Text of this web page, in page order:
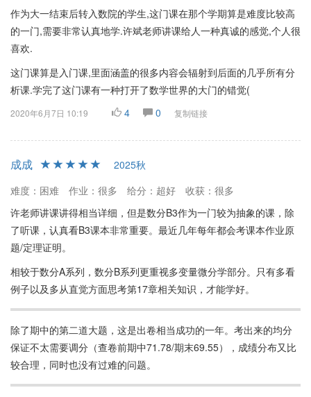
作为大一结束后转入数院的学生,这门课在那个学期算是难度比较高
的一门,需要非常认真地学.许斌老师讲课给人一种真诚的感觉,个人很
喜欢.
这门课算是入门课,里面涵盖的很多内容会辐射到后面的几乎所有分
析课.学完了这门课有一种打开了数学世界的大门的错觉(
2020年6月7日 10:19 4 0 复制链接
成成
2025秋
难度：困难
作业：很多 给分：超好
收获：很多
许老师讲课讲得相当详细，但是数分B3作为一门较为抽象的课，除
了听课，认真看B3课本非常重要。最近几年每年都会考课本作业原
题/定理证明。
相较于数分A系列，数分B系列更重视多变量微分学部分。只有多看
例子以及多从直觉方面思考第17章相关知识，才能学好。
除了期中的第二道大题，这是出卷相当成功的一年。考出来的均分
保证不太需要调分（查卷前期中71.78/期末69.55），成绩分布又比
较合理，同时也没有过难的问题。